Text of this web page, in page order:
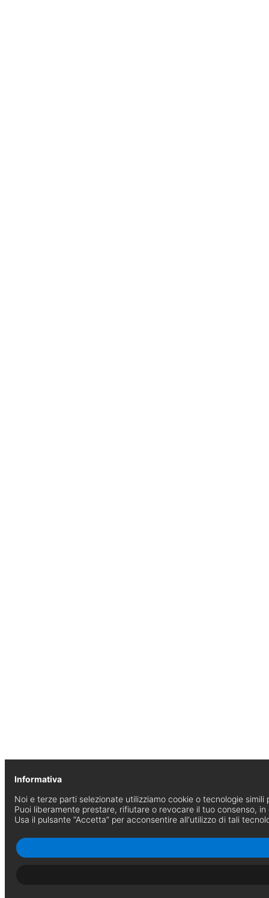
Informativa
Noi e terze parti selezionate utilizziamo cookie o tecnologie
Puoi liberamente prestare, rifiutare o revocare il tuo consenso, in
Usa il pulsante “Accetta” per acconsentire all'utilizzo di tali